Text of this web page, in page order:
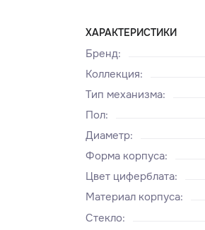
ХАРАКТЕРИСТИКИ
Бренд:
Коллекция:
Тип механизма:
Пол:
Диаметр:
Форма корпуса:
Цвет циферблата:
Материал корпуса:
Стекло: